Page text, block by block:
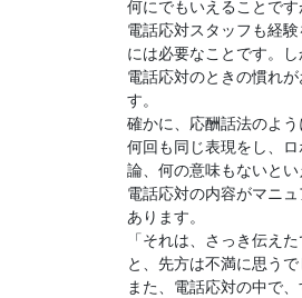
何にでもいえることで
電話応対スタッフも経
には必要なことです。
電話応対のときの慣れ
す。
確かに、応酬話法のよ
何回も同じ表現をし、
論、何の意味もないとい
電話応対の内容がマニ
あります。
「それは、さっき伝え
と、先方は不満に思うで
また、電話応対の中で